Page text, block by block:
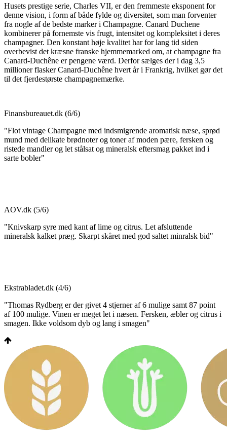
Husets prestige serie, Charles VII, er den fremmeste eksponent for
denne vision, i form af både fylde og diversitet, som man forventer
fra nogle af de bedste marker i Champagne. Canard Duchene
kombinerer på fornemste vis frugt, intensitet og kompleksitet i deres
champagner. Den konstant høje kvalitet har for lang tid siden
overbevist det kræsne franske hjemmemarked om, at champagne fra
Canard-Duchêne er pengene værd. Derfor sælges der i dag 3,5
millioner flasker Canard-Duchêne hvert år i Frankrig, hvilket gør det
til det fjerdestørste champagnemærke.
Finansbureauet.dk (6/6)
"Flot vintage Champagne med indsmigrende aromatisk næse, sprød
mund med delikate brødnoter og toner af moden pære, fersken og
ristede mandler og let stålsat og mineralsk eftersmag pakket ind i
sarte bobler"
AOV.dk (5/6)
"Knivskarp syre med kant af lime og citrus. Let afsluttende
mineralsk kalket præg. Skarpt skåret med god saltet minralsk bid"
Ekstrabladet.dk (4/6)
"Thomas Rydberg er der givet 4 stjerner af 6 mulige samt 87 point
af 100 mulige. Vinen er meget let i næsen. Fersken, æbler og citrus i
smagen. Ikke voldsom dyb og lang i smagen"